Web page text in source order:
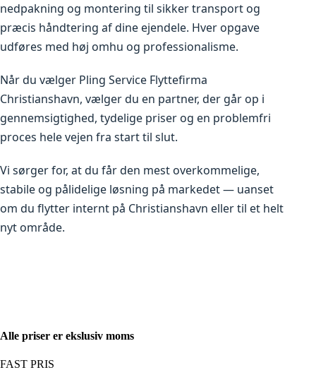
nedpakning og montering til sikker transport og
præcis håndtering af dine ejendele. Hver opgave
udføres med høj omhu og professionalisme.
Når du vælger Pling Service Flyttefirma
Christianshavn, vælger du en partner, der går op i
gennemsigtighed, tydelige priser og en problemfri
proces hele vejen fra start til slut.
Vi sørger for, at du får den mest overkommelige,
stabile og pålidelige løsning på markedet — uanset
om du flytter internt på Christianshavn eller til et helt
nyt område.
Alle priser er ekslusiv moms
FAST PRIS